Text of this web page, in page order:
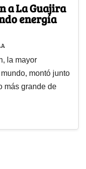
a La Guajira
energía
la mayor
montó junto
más grande de